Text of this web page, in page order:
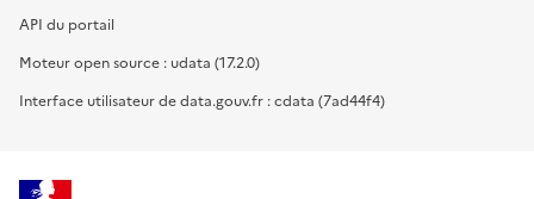
API du portail
Moteur open source : udata (17.2.0)
Interface utilisateur de data.gouv.fr : cdata (7ad44f4)